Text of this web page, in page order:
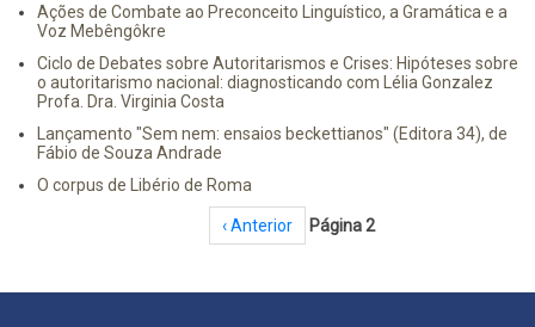
Ações de Combate ao Preconceito Linguístico, a Gramática e a
Voz Mebêngôkre
Ciclo de Debates sobre Autoritarismos e Crises: Hipóteses sobre
o autoritarismo nacional: diagnosticando com Lélia Gonzalez
Profa. Dra. Virginia Costa
Lançamento "Sem nem: ensaios beckettianos" (Editora 34), de
Fábio de Souza Andrade
O corpus de Libério de Roma
Página anterior
‹ Anterior Página 2